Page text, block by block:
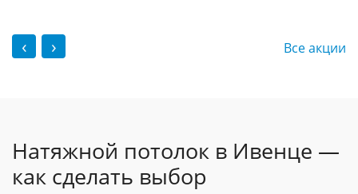
‹ › Все акции
Натяжной потолок в Ивенце —
как сделать выбор